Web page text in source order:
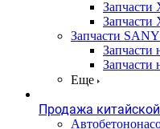
Запчасти
Запчасти
Запчасти SANY
Запчасти
Запчасти
Еще
Продажа